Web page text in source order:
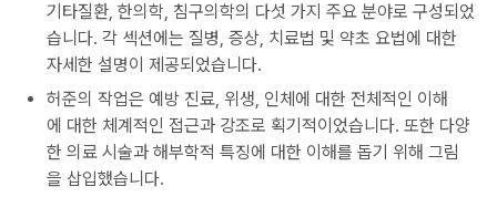
기타질환, 한의학, 침구의학의 다섯 가지 주요 분야로 구성되었
습니다. 각 섹션에는 질병, 증상, 치료법 및 약초 요법에 대한
자세한 설명이 제공되었습니다.
허준의 작업은 예방 진료, 위생, 인체에 대한 전체적인 이해
에 대한 체계적인 접근과 강조로 획기적이었습니다. 또한 다양
한 의료 시술과 해부학적 특징에 대한 이해를 돕기 위해 그림
을 삽입했습니다.